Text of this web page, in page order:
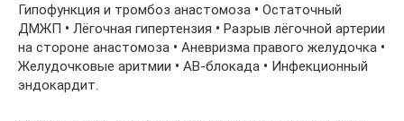
Гипофункция и тромбоз анастомоза • Остаточный
ДМЖП • Лёгочная гипертензия • Разрыв лёгочной артерии
на стороне анастомоза • Аневризма правого желудочка •
Желудочковые аритмии • АВ-блокада • Инфекционный
эндокардит.